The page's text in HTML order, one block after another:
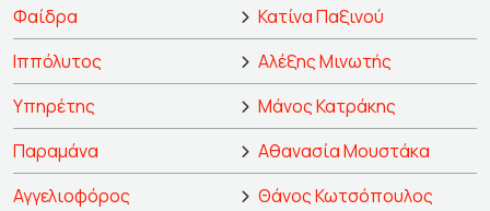
Φαίδρα
Κατίνα Παξινού
Ιππόλυτος
Αλέξης Μινωτής
Υπηρέτης
Μάνος Κατράκης
Παραμάνα
Αθανασία Μουστάκα
Αγγελιοφόρος
Θάνος Κωτσόπουλος